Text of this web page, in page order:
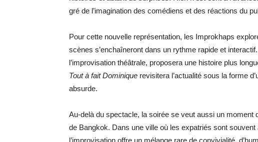
gré de l’imagination des comédiens et des réactions du
Pour cette nouvelle représentation, les Improkhaps
scènes s’enchaîneront dans un rythme rapide et interactif.
l’improvisation théâtrale, proposera une histoire plus
Tout à fait Dominique revisitera l’actualité sous la forme
absurde.
Au-delà du spectacle, la soirée se veut aussi un
de Bangkok. Dans une ville où les expatriés sont
l’improvisation offre un mélange rare de convivialité,